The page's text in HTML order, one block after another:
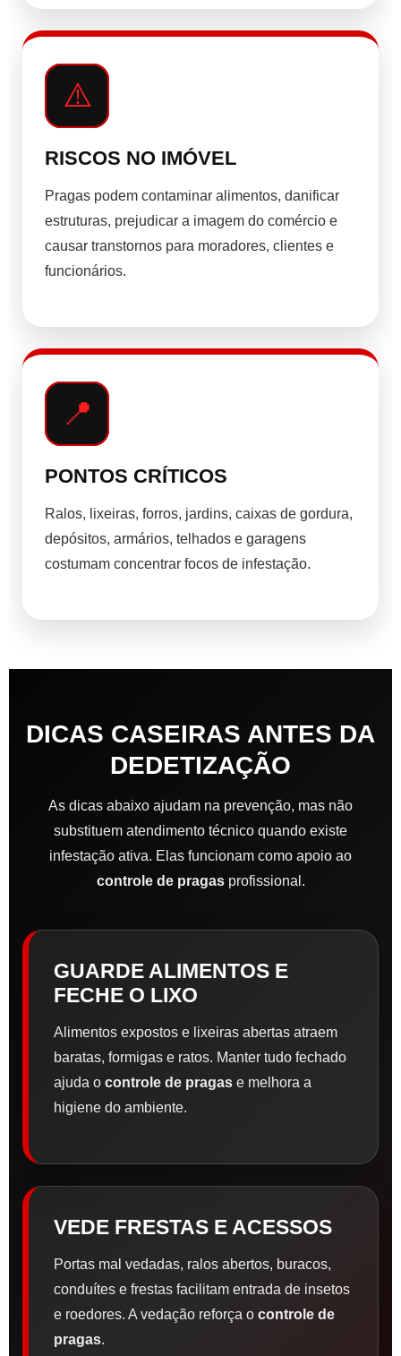
⚠️
RISCOS NO IMÓVEL
Pragas podem contaminar alimentos, danificar
estruturas, prejudicar a imagem do comércio e
causar transtornos para moradores, clientes e
funcionários.
📍
PONTOS CRÍTICOS
Ralos, lixeiras, forros, jardins, caixas de gordura,
depósitos, armários, telhados e garagens
costumam concentrar focos de infestação.
DICAS CASEIRAS ANTES DA
DEDETIZAÇÃO
As dicas abaixo ajudam na prevenção, mas não
substituem atendimento técnico quando existe
infestação ativa. Elas funcionam como apoio ao
controle de pragasprofissional.
GUARDE ALIMENTOS E
FECHE O LIXO
Alimentos expostos e lixeiras abertas atraem
baratas, formigas e ratos. Manter tudo fechado
ajuda o controle de pragas e melhora a
higiene do ambiente.
VEDE FRESTAS E ACESSOS
Portas mal vedadas, ralos abertos, buracos,
conduítes e frestas facilitam entrada de insetos
e roedores. A vedação reforça o controle de
pragas.